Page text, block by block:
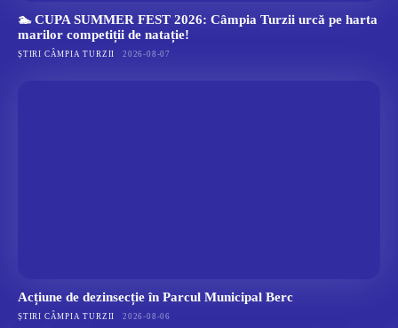
🏊 CUPA SUMMER FEST 2026: Câmpia Turzii urcă pe harta
marilor competiții de natație!
ȘTIRI CÂMPIA TURZII 2026-08-07
Acțiune de dezinsecție în Parcul Municipal Berc
ȘTIRI CÂMPIA TURZII 2026-08-06